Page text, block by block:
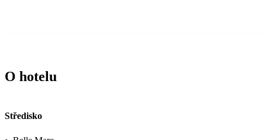
O hotelu
Středisko